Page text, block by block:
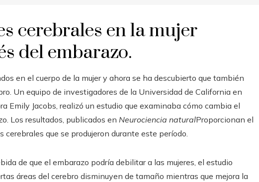
cerebrales en la mujer
del embarazo.
en el cuerpo de la mujer y ahora se ha descubierto que también
Un equipo de investigadores de la Universidad de California en
Emily Jacobs, realizó un estudio que examinaba cómo cambia el
Los resultados, publicados en Neurociencia naturalProporcionan el
que se produjeron durante este período.
de que el embarazo podría debilitar a las mujeres, el estudio
áreas del cerebro disminuyen de tamaño mientras que mejora la